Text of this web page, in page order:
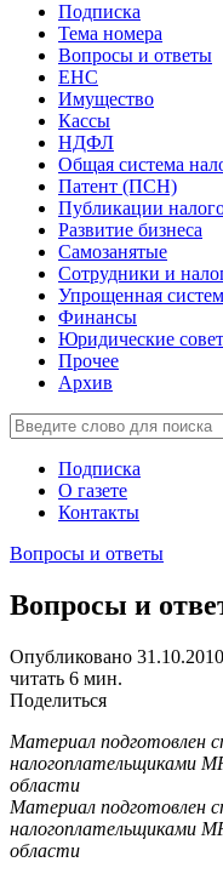
Подписка
Тема номера
Вопросы и ответы
ЕНС
Имущество
Кассы
НДФЛ
Общая система
Патент (ПСН)
Публикации
Развитие бизнеса
Самозанятые
Сотрудники и
Упрощенная
Финансы
Юридические
Прочее
Архив
Подписка
О газете
Контакты
Вопросы и ответы
Вопросы и
Опубликовано 31.10.2010
читать 6 мин.
Поделиться
Материал подготовлен
налогоплательщиками
области
Материал подготовлен
налогоплательщиками
области